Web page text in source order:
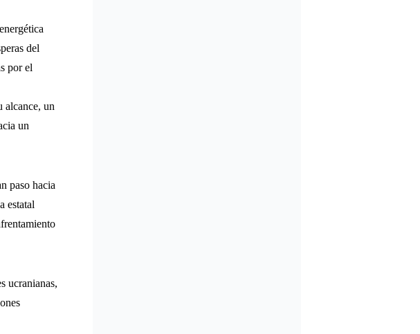
del
por el
alcance, un
un
paso hacia
estatal
ucranianas,